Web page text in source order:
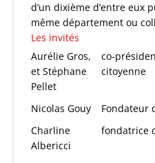
d’un dixième d’entre eux
même département ou
Les invités
Aurélie Gros,
et Stéphane
Pellet
co-
citoyenne
Nicolas Gouy
Fondateur
Charline
Albericci
fondatrice